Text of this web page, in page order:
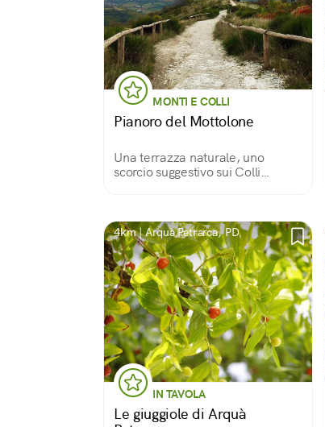
MONTI E COLLI
Pianoro del Mottolone
Una terrazza naturale, uno
scorcio suggestivo sui Colli
4km | Arquà Petrarca, PD
IN TAVOLA
Le giuggiole di Arquà